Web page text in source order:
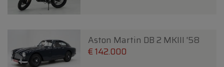
Aston Martin DB 2 MKIII '58
€ 142.000